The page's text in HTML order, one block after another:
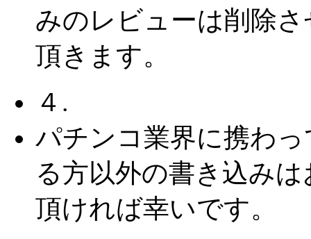
みのレビューは削除さ
頂きます。
４.
パチンコ業界に携わっ
る方以外の書き込みは
頂ければ幸いです。